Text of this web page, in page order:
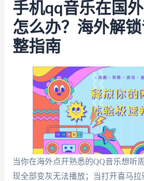
手机qq音乐在国
怎么办？海外解
整指南
当你在海外点开熟悉的QQ音乐想听
现全部变灰无法播放；当打开喜马